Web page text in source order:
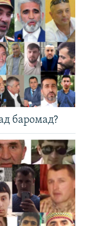
баромад?